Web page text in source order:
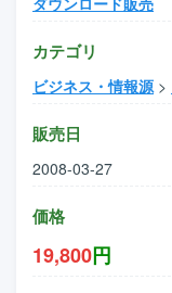
カテゴリ
ビジネス・情報源>
販売日
2008-03-27
価格
19,800円